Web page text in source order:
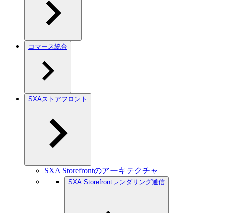
コマース統合
SXAストアフロント
SXA Storefrontのアーキテクチャ
SXA Storefrontレンダリング通信